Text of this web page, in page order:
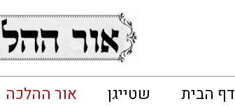
דף הבית שטייגן אור ההלכה